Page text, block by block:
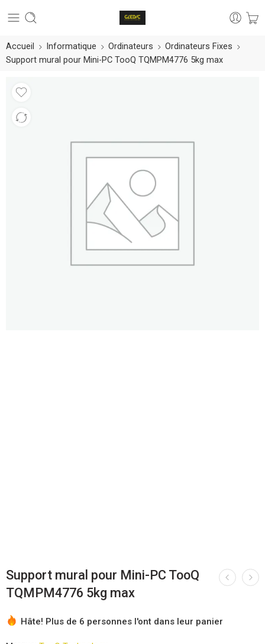
Accueil Informatique Ordinateurs
Ordinateurs Fixes
Support mural pour Mini-PC TooQ TQMPM4776 5kg max
Support mural pour Mini-PC TooQ
TQMPM4776 5kg max
Hâte! Plus de 6 personnes l'ont dans leur panier